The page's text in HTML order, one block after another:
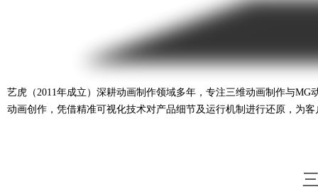
艺虎（2011年成立）深耕动画制作领域多年，专注三维动画制作与
动画创作，凭借精准可视化技术对产品细节及运行机制进行还原，为